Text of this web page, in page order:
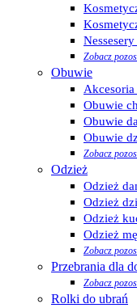
Zobacz
Obuwie
Obuwie
Obuwie
Obuwie
Zobacz
Odzież
Odzież
Odzież
Odzież
Odzież
Zobacz
Przebrania dla
Zobacz
Rolki do ubrań